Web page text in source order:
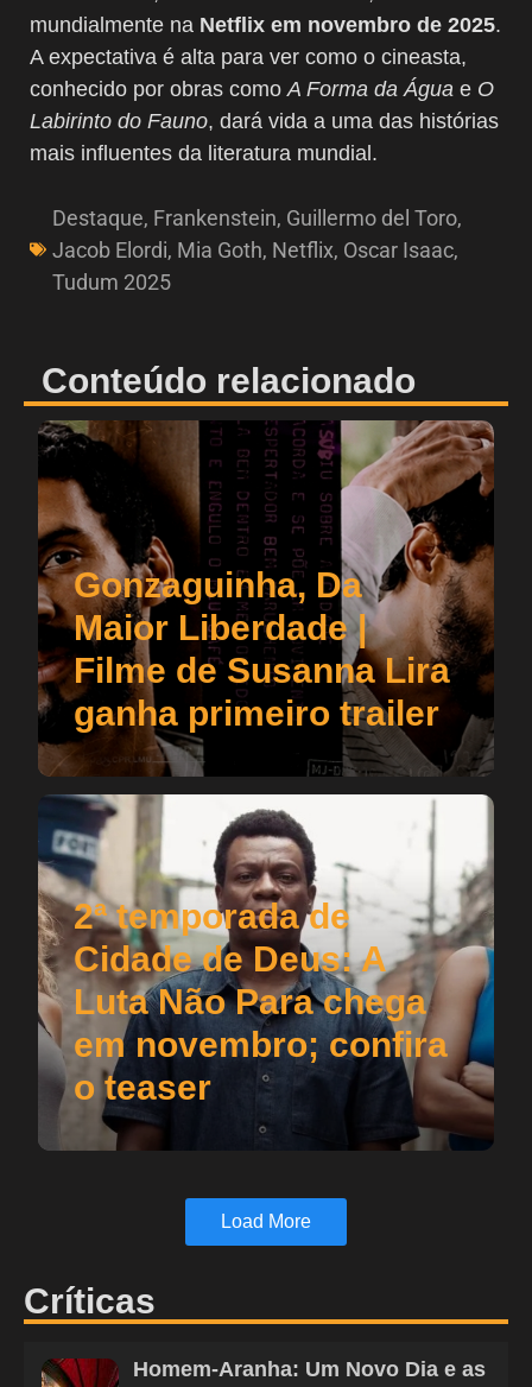
mundialmente na Netflix em novembro de 2025.
A expectativa é alta para ver como o cineasta,
conhecido por obras como A Forma da Água e O
Labirinto do Fauno, dará vida a uma das histórias
mais influentes da literatura mundial.
Destaque, Frankenstein, Guillermo del Toro,
Jacob Elordi, Mia Goth, Netflix, Oscar Isaac,
Tudum 2025
Conteúdo relacionado
Gonzaguinha, Da
Maior Liberdade |
Filme de Susanna Lira
ganha primeiro trailer
2ª temporada de
Cidade de Deus: A
Luta Não Para chega
em novembro; confira
o teaser
Load More
Críticas
Homem-Aranha: Um Novo Dia e as